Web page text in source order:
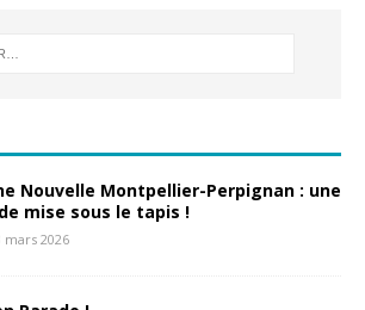
Nouvelle Montpellier-Perpignan : une
mise sous le tapis !
mars 2026